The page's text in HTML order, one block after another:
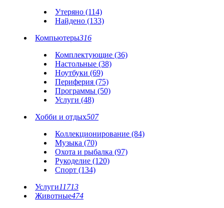
Утеряно (114)
Найдено (133)
Компьютеры316
Комплектующие (36)
Настольные (38)
Ноутбуки (69)
Периферия (75)
Программы (50)
Услуги (48)
Хобби и отдых507
Коллекционирование (84)
Музыка (70)
Охота и рыбалка (97)
Рукоделие (120)
Спорт (134)
Услуги11713
Животные474